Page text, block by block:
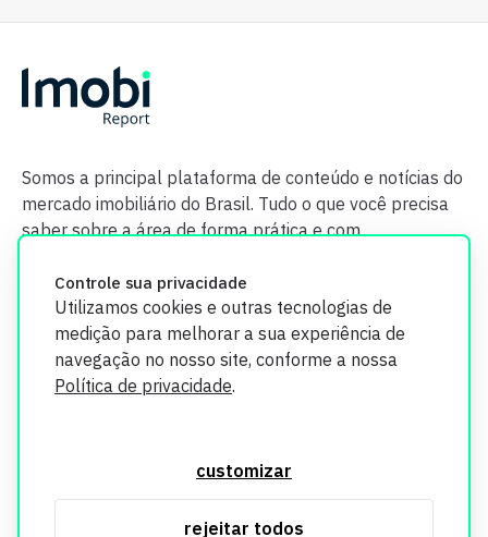
Controle sua privacidade
Utilizamos cookies e outras tecnologias de
medição para melhorar a sua experiência de
navegação no nosso site, conforme a nossa
Política de privacidade.
customizar
rejeitar todos
Somos a principal plataforma de conteúdo e notícias do
mercado imobiliário do Brasil. Tudo o que você precisa
saber sobre a área de forma prática e com
segurança. Todos os dados coletados em nosso site são
utilizados exclusivamente para fins de aprimoramento de
informações, consulte nossa Política de Privacidade.